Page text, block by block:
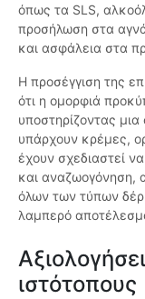
όπως τα SLS,
προσήλωση στα αγνά
και ασφάλεια στα
Η προσέγγιση της
ότι η ομορφιά
υποστηρίζοντας μια
υπάρχουν κρέμες,
έχουν σχεδιαστεί
και αναζωογόνηση,
όλων των τύπων
λαμπερό
ιστότοπους